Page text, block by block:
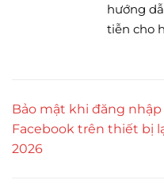
hướng
tiễn cho
Bảo mật khi đăng nhập
Facebook trên thiết bị
2026